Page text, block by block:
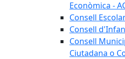
Econòmica -
Consell
Consell
Consell
Ciutadana o